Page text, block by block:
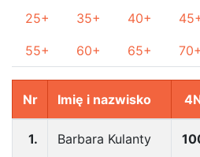
25+ 35+ 40+
55+ 60+ 65+ 70+
Nr Imię i nazwisko
1. Barbara Kulanty